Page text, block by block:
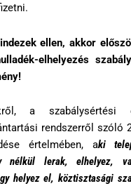
ellen, akkor
elhelyezés
a
rendszerről szóló
értelmében, aki
nélkül lerak, elhelyez,
helyez el, köztisztasági